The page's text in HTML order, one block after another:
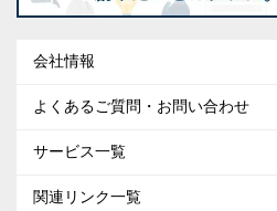
会社情報
よくあるご質問・お問い合わせ
サービス一覧
関連リンク一覧